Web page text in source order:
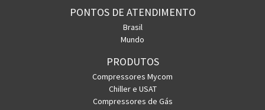
PONTOS DE ATENDIMENTO
Brasil
Mundo
PRODUTOS
Compressores Mycom
Chiller e USAT
Compressores de Gás